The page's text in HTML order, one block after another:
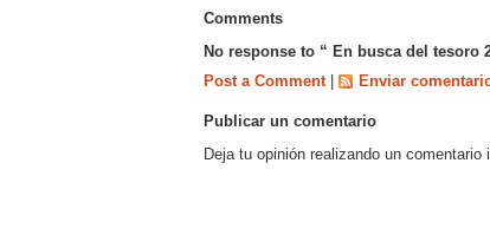
Comments
No response to “ En busca del tesoro
Post a Comment
Enviar
Publicar un comentario
Deja tu opinión realizando un